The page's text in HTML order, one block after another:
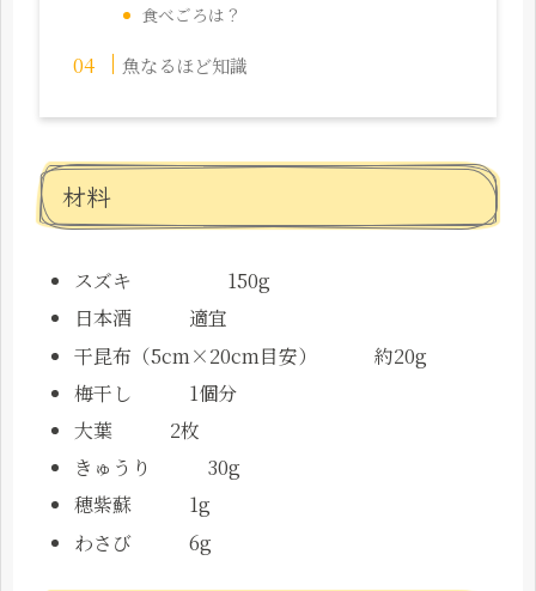
食べごろは？
魚なるほど知識
材料
スズキ 150g
日本酒 適宜
干昆布（5cm×20cm目安） 約20g
梅干し 1個分
大葉 2枚
きゅうり 30g
穂紫蘇 1g
わさび 6g